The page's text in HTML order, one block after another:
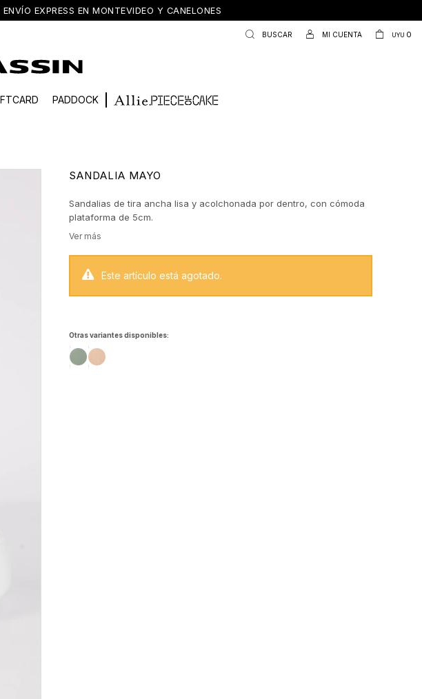
EXPRESS EN MONTEVIDEO Y CANELONES
PADDOCK
UYU 0
SANDALIA MAYO
Sandalias de tira ancha lisa y acolchonada por dentro, con cómoda
plataforma de 5cm.
Este artículo está agotado.
Otras variantes disponibles: